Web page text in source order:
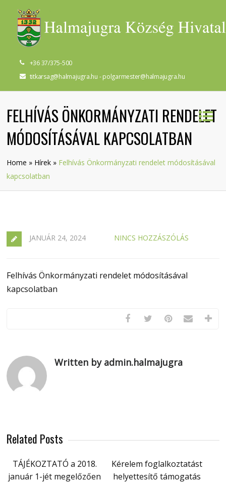
+36 37/375-500
titkarsag@halmajugra.hu - polgarmester@halmajugra.hu
FELHÍVÁS ÖNKORMÁNYZATI RENDELET
MÓDOSÍTÁSÁVAL KAPCSOLATBAN
Home » Hírek » Felhívás Önkormányzati rendelet módosításával
kapcsolatban
JANUÁR 24, 2024 NINCS HOZZÁSZÓLÁS
Felhívás Önkormányzati rendelet módosításával
kapcsolatban
Written by admin.halmajugra
Related Posts
TÁJÉKOZTATÓ a 2018.
január 1-jét megelőzően
Kérelem foglalkoztatást
helyettesítő támogatás